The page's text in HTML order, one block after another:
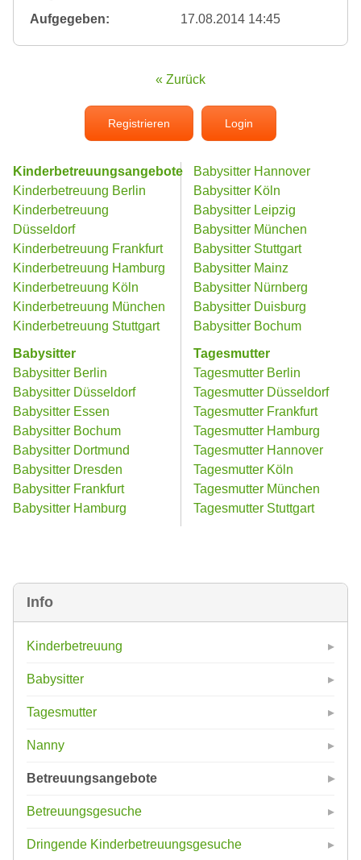
Info
Kinderbetreuung
Babysitter
Tagesmutter
Nanny
Betreuungsangebote
Betreuungsgesuche
Dringende Kinderbetreuungsgesuche
Aufgegeben:
17.08.2014 14:45
« Zurück
Registrieren Login
Kinderbetreuungsangebote
Kinderbetreuung Berlin
Kinderbetreuung
Düsseldorf
Kinderbetreuung Frankfurt
Kinderbetreuung Hamburg
Kinderbetreuung Köln
Kinderbetreuung München
Kinderbetreuung Stuttgart
Babysitter
Babysitter Berlin
Babysitter Düsseldorf
Babysitter Essen
Babysitter Bochum
Babysitter Dortmund
Babysitter Dresden
Babysitter Frankfurt
Babysitter Hamburg
Babysitter Hannover
Babysitter Köln
Babysitter Leipzig
Babysitter München
Babysitter Stuttgart
Babysitter Mainz
Babysitter Nürnberg
Babysitter Duisburg
Babysitter Bochum
Tagesmutter
Tagesmutter Berlin
Tagesmutter Düsseldorf
Tagesmutter Frankfurt
Tagesmutter Hamburg
Tagesmutter Hannover
Tagesmutter Köln
Tagesmutter München
Tagesmutter Stuttgart